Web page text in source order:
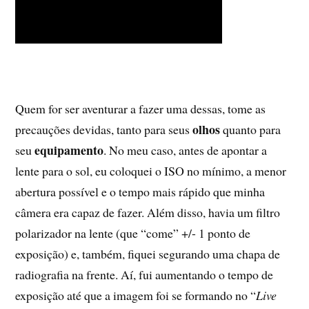
Quem for ser aventurar a fazer uma dessas, tome as
precauções devidas, tanto para seusolhosquanto para
seuequipamento. No meu caso, antes de apontar a
lente para o sol, eu coloquei o ISO no mínimo, a menor
abertura possível e o tempo mais rápido que minha
câmera era capaz de fazer. Além disso, havia um filtro
polarizador na lente (que “come” +/- 1 ponto de
exposição) e, também, fiquei segurando uma chapa de
radiografia na frente. Aí, fui aumentando o tempo de
exposição até que a imagem foi se formando no “Live